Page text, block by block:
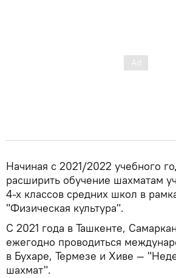
Начиная с 2021/2022 учебного
расширить обучение шахматам
4-х классов средних школ в
"Физическая культура".
С 2021 года в Ташкенте,
ежегодно проводиться
в Бухаре, Термезе и Хиве —
шахмат".